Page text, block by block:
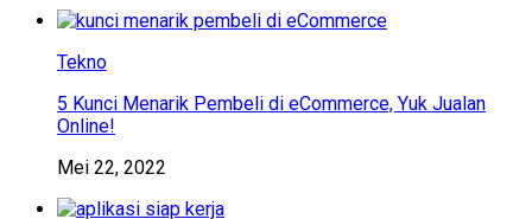
Tekno
5 Kunci Menarik Pembeli di eCommerce, Yuk Jualan
Online!
Mei 22, 2022